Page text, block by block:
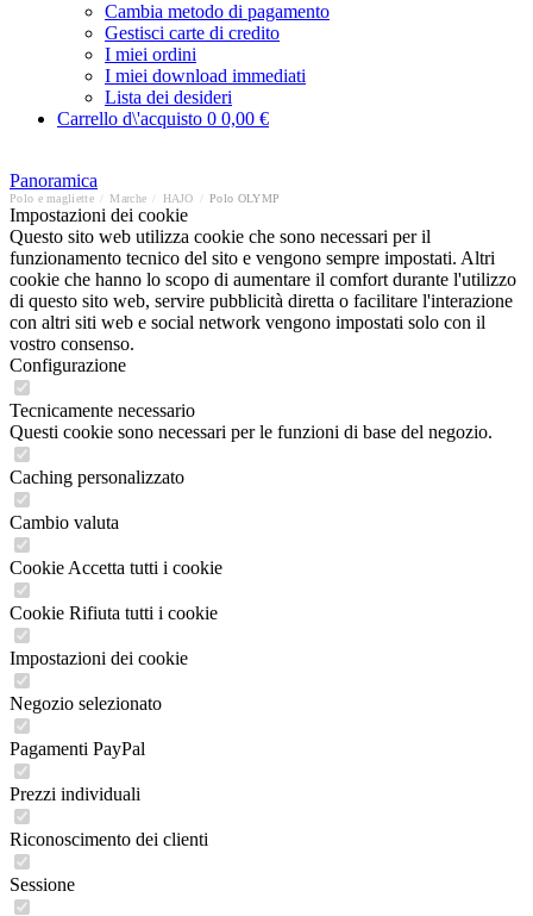
Cambia metodo di pagamento
Gestisci carte di credito
I miei ordini
I miei download immediati
Lista dei desideri
Carrello d\'acquisto 0 0,00 €
Panoramica
Polo e magliette Marche HAJO Polo OLYMP
Impostazioni dei cookie
Questo sito web utilizza cookie che sono necessari per il
funzionamento tecnico del sito e vengono sempre impostati. Altri
cookie che hanno lo scopo di aumentare il comfort durante l'utilizzo
di questo sito web, servire pubblicità diretta o facilitare l'interazione
con altri siti web e social network vengono impostati solo con il
vostro consenso.
Configurazione
Tecnicamente necessario
Questi cookie sono necessari per le funzioni di base del negozio.
Caching personalizzato
Cambio valuta
Cookie Accetta tutti i cookie
Cookie Rifiuta tutti i cookie
Impostazioni dei cookie
Negozio selezionato
Pagamenti PayPal
Prezzi individuali
Riconoscimento dei clienti
Sessione